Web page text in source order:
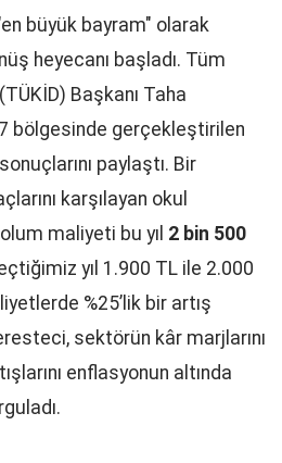
büyük bayram" olarak
heyecanı başladı. Tüm
Başkanı Taha
bölgesinde gerçekleştirilen
paylaştı. Bir
karşılayan okul
maliyeti bu yıl 2 bin 500
yıl 1.900 TL ile 2.000
%25’lik bir artış
sektörün kâr marjlarını
enflasyonun altında